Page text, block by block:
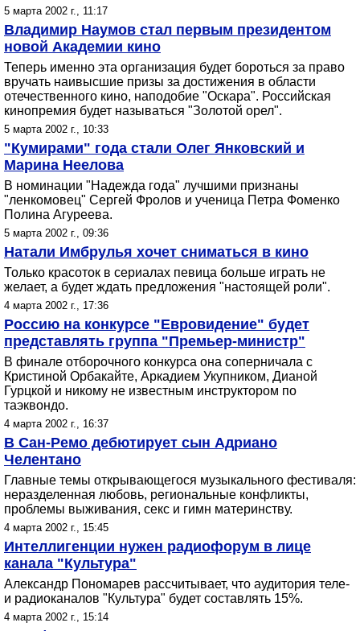
5 марта 2002 г., 11:17
Владимир Наумов стал первым президентом
новой Академии кино
Теперь именно эта организация будет бороться за право
вручать наивысшие призы за достижения в области
отечественного кино, наподобие "Оскара". Российская
кинопремия будет называться "Золотой орел".
5 марта 2002 г., 10:33
"Кумирами" года стали Олег Янковский и
Марина Неелова
В номинации "Надежда года" лучшими признаны
"ленкомовец" Сергей Фролов и ученица Петра Фоменко
Полина Агуреева.
5 марта 2002 г., 09:36
Натали Имбрулья хочет сниматься в кино
Только красоток в сериалах певица больше играть не
желает, а будет ждать предложения "настоящей роли".
4 марта 2002 г., 17:36
Россию на конкурсе "Евровидение" будет
представлять группа "Премьер-министр"
В финале отборочного конкурса она соперничала с
Кристиной Орбакайте, Аркадием Укупником, Дианой
Гурцкой и никому не известным инструктором по
таэквондо.
4 марта 2002 г., 16:37
В Сан-Ремо дебютирует сын Адриано
Челентано
Главные темы открывающегося музыкального фестиваля:
неразделенная любовь, региональные конфликты,
проблемы выживания, секс и гимн материнству.
4 марта 2002 г., 15:45
Интеллигенции нужен радиофорум в лице
канала "Культура"
Александр Пономарев рассчитывает, что аудитория теле-
и радиоканалов "Культура" будет составлять 15%.
4 марта 2002 г., 15:14